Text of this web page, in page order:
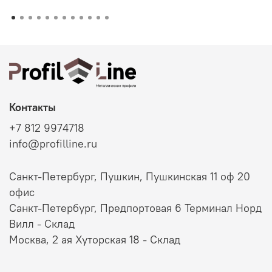
Контакты
+7 812 9974718
info@profilline.ru
Санкт-Петербург, Пушкин, Пушкинская 11 оф 20
офис
Санкт-Петербург, Предпортовая 6 Терминал Норд
Вилл - Склад
Москва, 2 ая Хуторская 18 - Склад